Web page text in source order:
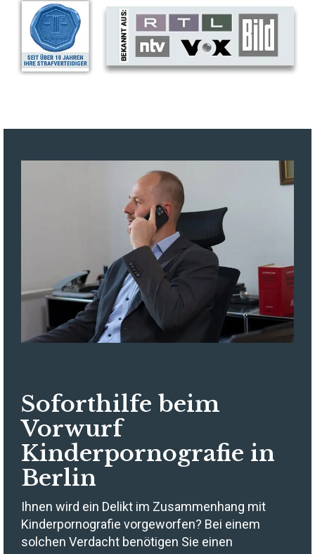
Soforthilfe beim
Vorwurf
Kinderpornografie in
Berlin
Ihnen wird ein Delikt im Zusammenhang mit
Kinderpornografie vorgeworfen? Bei einem
solchen Verdacht benötigen Sie einen